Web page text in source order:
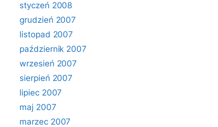
styczeń 2008
grudzień 2007
listopad 2007
październik 2007
wrzesień 2007
sierpień 2007
lipiec 2007
maj 2007
marzec 2007